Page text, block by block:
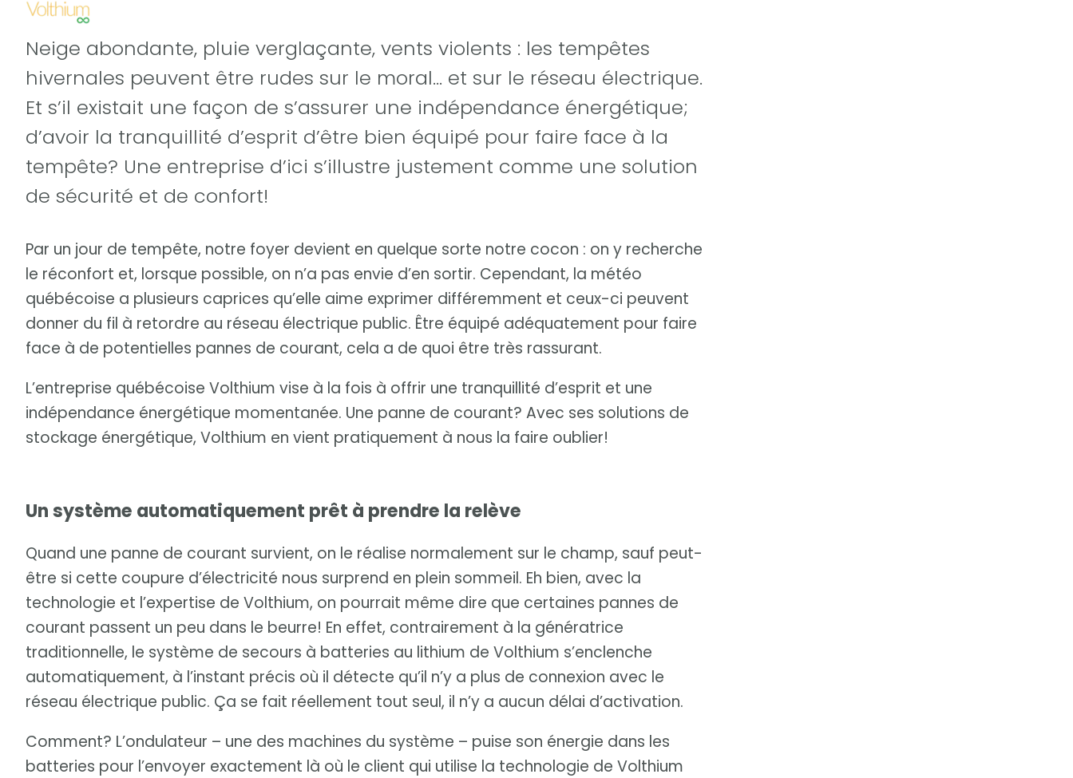
Neige abondante, pluie verglaçante, vents violents : les tempêtes
hivernales peuvent être rudes sur le moral… et sur le réseau électrique.
Et s’il existait une façon de s’assurer une indépendance énergétique;
d’avoir la tranquillité d’esprit d’être bien équipé pour faire face à la
tempête? Une entreprise d’ici s’illustre justement comme une solution
de sécurité et de confort!
Par un jour de tempête, notre foyer devient en quelque sorte notre cocon : on y recherche
le réconfort et, lorsque possible, on n’a pas envie d’en sortir. Cependant, la météo
québécoise a plusieurs caprices qu’elle aime exprimer différemment et ceux-ci peuvent
donner du fil à retordre au réseau électrique public. Être équipé adéquatement pour faire
face à de potentielles pannes de courant, cela a de quoi être très rassurant.
L’entreprise québécoise Volthium vise à la fois à offrir une tranquillité d’esprit et une
indépendance énergétique momentanée. Une panne de courant? Avec ses solutions de
stockage énergétique, Volthium en vient pratiquement à nous la faire oublier!
Un système automatiquement prêt à prendre la relève
Quand une panne de courant survient, on le réalise normalement sur le champ, sauf peut-
être si cette coupure d’électricité nous surprend en plein sommeil. Eh bien, avec la
technologie et l’expertise de Volthium, on pourrait même dire que certaines pannes de
courant passent un peu dans le beurre! En effet, contrairement à la génératrice
traditionnelle, le système de secours à batteries au lithium de Volthium s’enclenche
automatiquement, à l’instant précis où il détecte qu’il n’y a plus de connexion avec le
réseau électrique public. Ça se fait réellement tout seul, il n’y a aucun délai d’activation.
Comment? L’ondulateur – une des machines du système – puise son énergie dans les
batteries pour l’envoyer exactement là où le client qui utilise la technologie de Volthium